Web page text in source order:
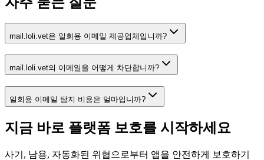
mail.loli.vet은 일회용 이메일 제공업체입니까?
mail.loli.vet의 이메일을 어떻게 차단합니까?
일회용 이메일 탐지 비용은 얼마입니까?
지금 바로 플랫폼 보호를 시작하세요
사기, 남용, 자동화된 위협으로부터 앱을 안전하게 보호하기